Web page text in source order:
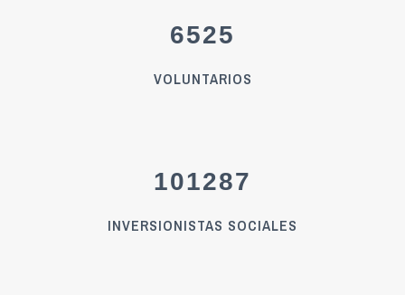
6525
VOLUNTARIOS
101287
INVERSIONISTAS SOCIALES